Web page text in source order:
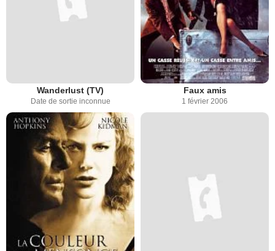
Wanderlust (TV)
Date de sortie inconnue
Faux amis
1 février 2006